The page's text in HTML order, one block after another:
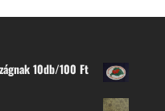
10db/100 Ft